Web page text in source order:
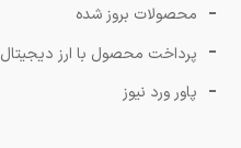
محصولات بروز شده
پرداخت محصول با ارز دیجیتال
پاور ورد نیوز